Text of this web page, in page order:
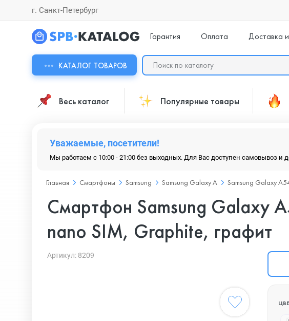
г. Санкт-Петербург
Гарантия Оплата Доставка
КАТАЛОГ ТОВАРОВ
Весь каталог Популярные товары
Уважаемые, посетители!
Мы работаем с 10:00 - 21:00 без выходных. Для Вас доступен самовывоз и
Главная Смартфоны Samsung Samsung Galaxy A Samsung Galaxy
Смартфон Samsung Galaxy
nano SIM, Graphite, графит
Артикул: 8209